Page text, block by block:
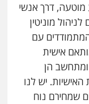
מוטעה, דרך אנשי
מוניטין
עם
אישית
ומתחשב הן
האישיות. יש לנו
שמחירם נוח